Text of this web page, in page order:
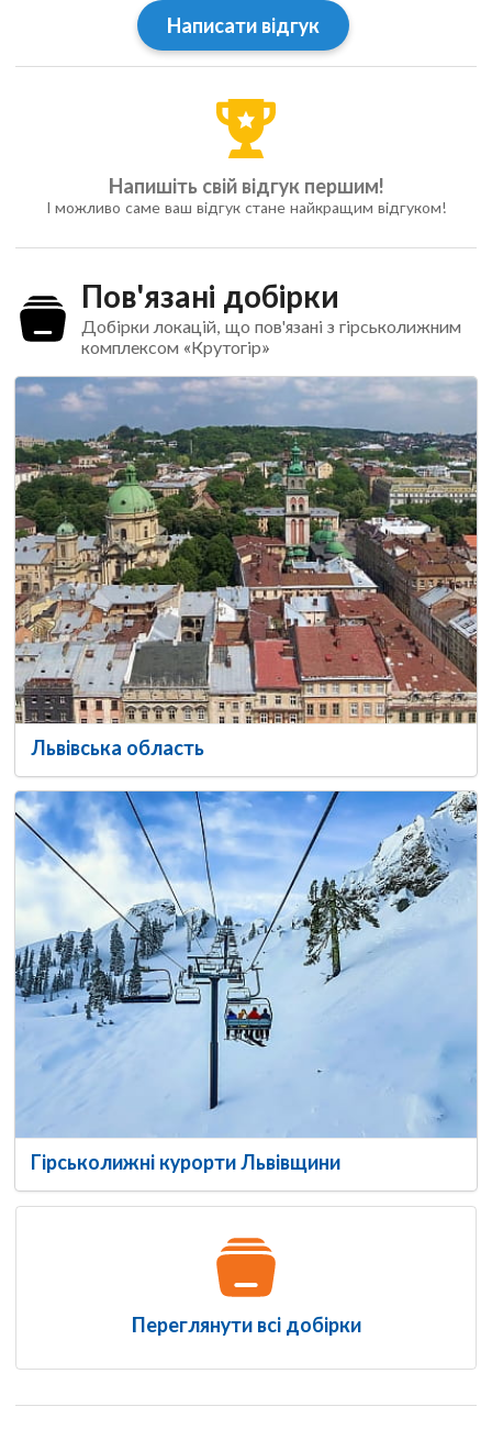
Написати відгук
Напишіть свій відгук першим!
І можливо саме ваш відгук стане найкращим відгуком!
Пов'язані добірки
Добірки локацій, що пов'язані з гірськолижним
комплексом «Крутогір»
Львівська область
Гірськолижні курорти Львівщини
Переглянути всі добірки